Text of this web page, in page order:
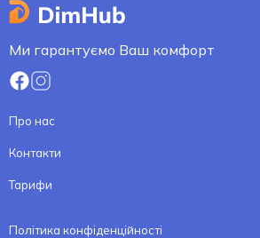
Ми гарантуємо Ваш комфорт
Про нас
Контакти
Тарифи
Політика конфіденційності